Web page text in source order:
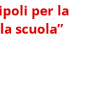
per la
scuola”